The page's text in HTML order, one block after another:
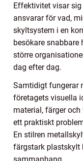
Effektivitet visar
ansvarar för vad,
skyltsystem i en
besökare
större
dag efter dag.
Samtidigt fungerar
företagets visuella
material, färger
ett praktiskt
En stilren
färgstark plastskylt